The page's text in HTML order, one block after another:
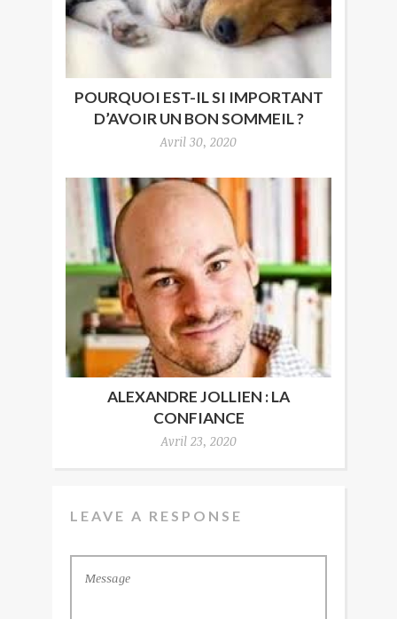
POURQUOI EST-IL SI IMPORTANT
D’AVOIR UN BON SOMMEIL ?
Avril 30, 2020
ALEXANDRE JOLLIEN : LA
CONFIANCE
Avril 23, 2020
LEAVE A RESPONSE